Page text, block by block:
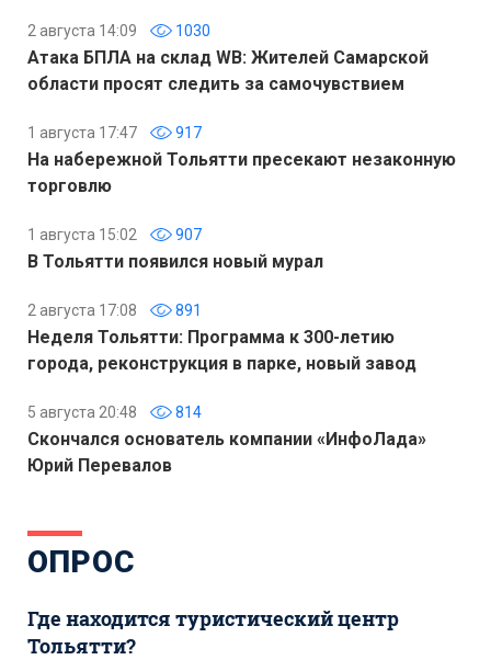
2 августа 14:09 1030
Атака БПЛА на склад WB: Жителей Самарской
области просят следить за самочувствием
1 августа 17:47 917
На набережной Тольятти пресекают незаконную
торговлю
1 августа 15:02 907
В Тольятти появился новый мурал
2 августа 17:08 891
Неделя Тольятти: Программа к 300-летию
города, реконструкция в парке, новый завод
5 августа 20:48 814
Скончался основатель компании «ИнфоЛада»
Юрий Перевалов
ОПРОС
Где находится туристический центр
Тольятти?